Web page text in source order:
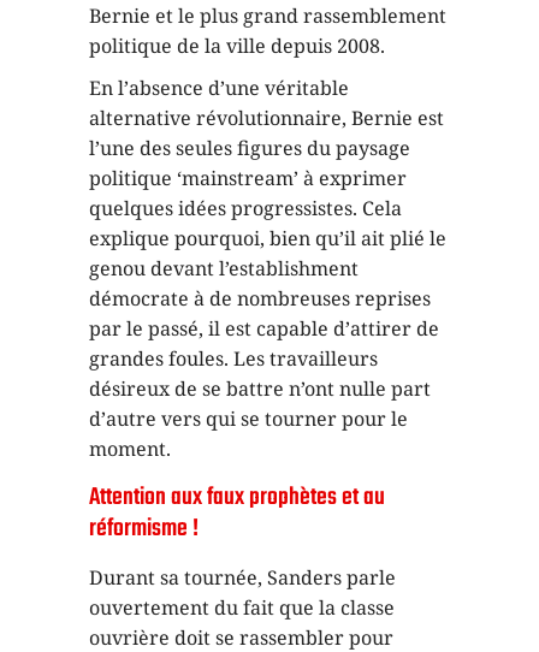
Bernie et le plus grand rassemblement
politique de la ville depuis 2008.
En l’absence d’une véritable
alternative révolutionnaire, Bernie est
l’une des seules figures du paysage
politique ‘mainstream’ à exprimer
quelques idées progressistes. Cela
explique pourquoi, bien qu’il ait plié le
genou devant l’establishment
démocrate à de nombreuses reprises
par le passé, il est capable d’attirer de
grandes foules. Les travailleurs
désireux de se battre n’ont nulle part
d’autre vers qui se tourner pour le
moment.
Attention aux faux prophètes et au
réformisme !
Durant sa tournée, Sanders parle
ouvertement du fait que la classe
ouvrière doit se rassembler pour